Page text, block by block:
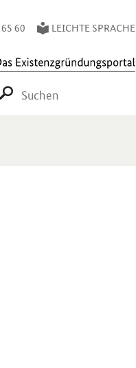
60 LEICHTE SPRACHE
SUCHE STARTEN